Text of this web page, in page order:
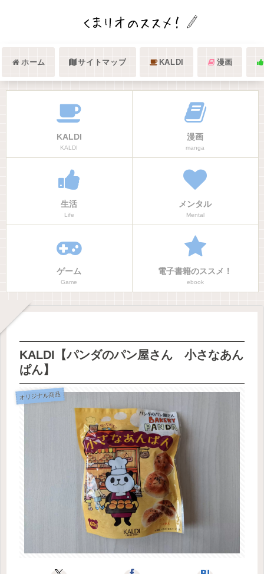
ホーム サイトマップ KALDI 漫画
KALDI
KALDI
漫画
manga
生活
Life
メンタル
Mental
ゲーム
Game
電子書籍のススメ！
ebook
KALDI【パンダのパン屋さん 小さなあん
ぱん】
オリジナル商品